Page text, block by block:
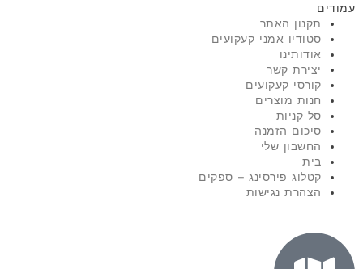
עמודים
תקנון האתר
סטודיו אמני קעקועים
אודותינו
יצירת קשר
קורסי קעקועים
חנות מוצרים
סל קניות
סיכום הזמנה
החשבון שלי
בית
קטלוג פירסינג – ספקים
הצהרת נגישות